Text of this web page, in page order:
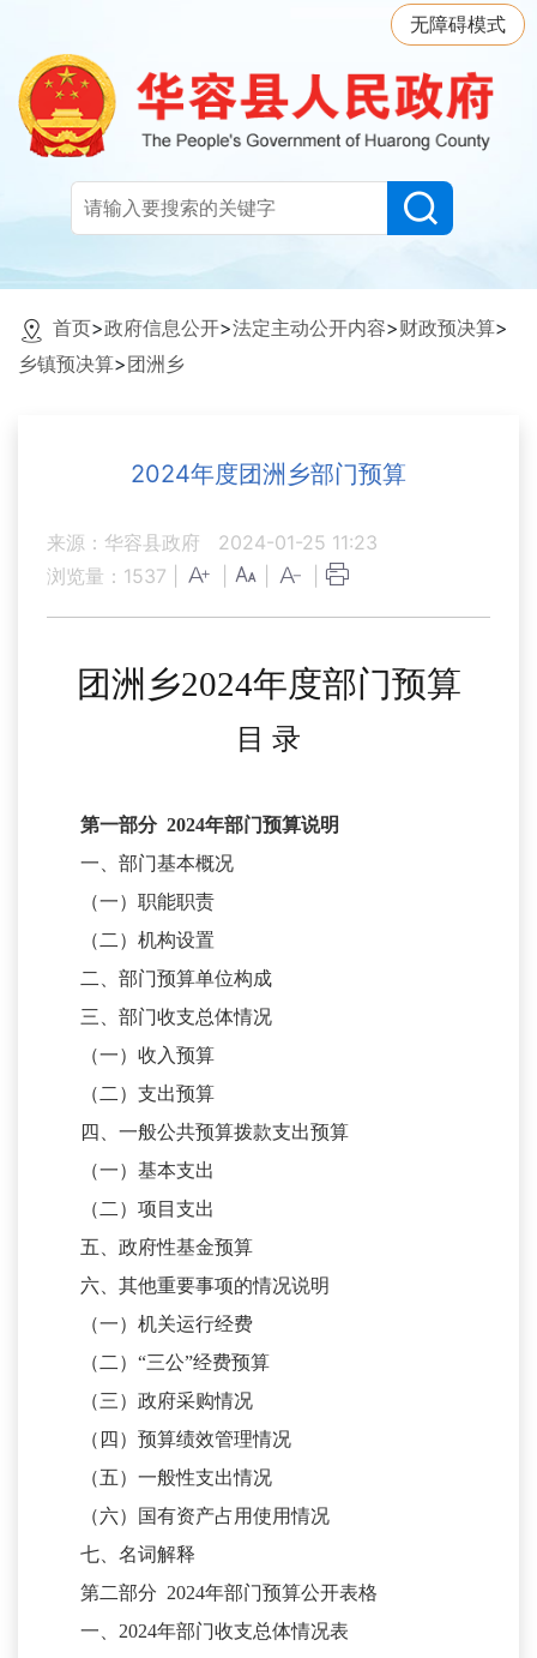
无障碍模式
首页>政府信息公开>法定主动公开内容>财政预决算>
乡镇预决算>团洲乡
2024年度团洲乡部门预算
来源：华容县政府
2024-01-25 11:23
浏览量： 1537
团洲乡2024年度部门预算
目 录
第一部分2024年部门预算说明
一、部门基本概况
（一）职能职责
（二）机构设置
二、部门预算单位构成
三、部门收支总体情况
（一）收入预算
（二）支出预算
四、一般公共预算拨款支出预算
（一）基本支出
（二）项目支出
五、政府性基金预算
六、其他重要事项的情况说明
（一）机关运行经费
（二） “三公”经费预算
（三）政府采购情况
（四）预算绩效管理情况
（五）一般性支出情况
（六）国有资产占用使用情况
七、名词解释
第二部分 2024年部门预算公开表格
一、 2024年部门收支总体情况表